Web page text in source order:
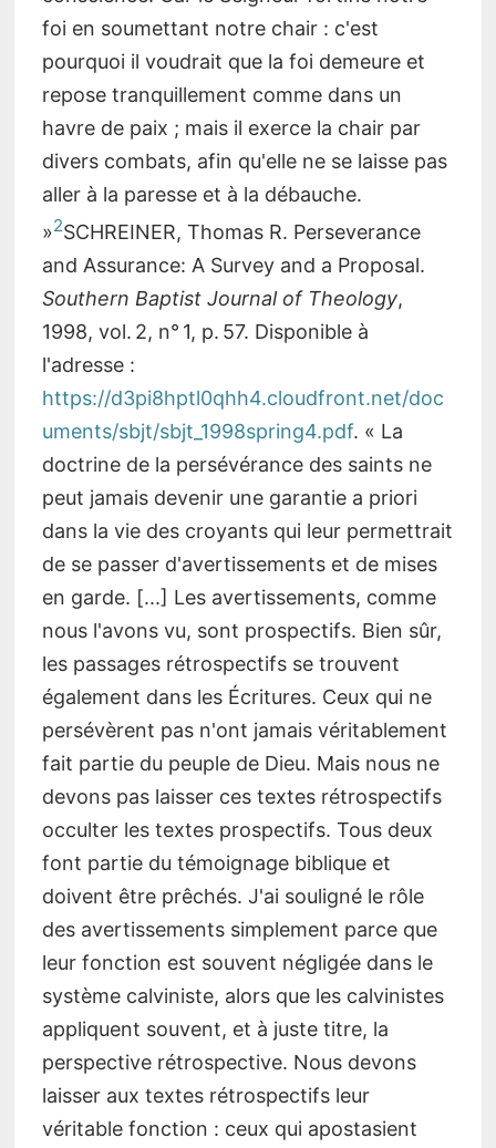
foi en soumettant notre chair : c'est
pourquoi il voudrait que la foi demeure et
repose tranquillement comme dans un
havre de paix ; mais il exerce la chair par
divers combats, afin qu'elle ne se laisse pas
aller à la paresse et à la débauche.
»2SCHREINER, Thomas R. Perseverance
and Assurance: A Survey and a Proposal.
Southern Baptist Journal of Theology,
1998, vol. 2, n° 1, p. 57. Disponible à
l'adresse :
https://d3pi8hptl0qhh4.cloudfront.net/doc
uments/sbjt/sbjt_1998spring4.pdf. « La
doctrine de la persévérance des saints ne
peut jamais devenir une garantie a priori
dans la vie des croyants qui leur permettrait
de se passer d'avertissements et de mises
en garde. [...] Les avertissements, comme
nous l'avons vu, sont prospectifs. Bien sûr,
les passages rétrospectifs se trouvent
également dans les Écritures. Ceux qui ne
persévèrent pas n'ont jamais véritablement
fait partie du peuple de Dieu. Mais nous ne
devons pas laisser ces textes rétrospectifs
occulter les textes prospectifs. Tous deux
font partie du témoignage biblique et
doivent être prêchés. J'ai souligné le rôle
des avertissements simplement parce que
leur fonction est souvent négligée dans le
système calviniste, alors que les calvinistes
appliquent souvent, et à juste titre, la
perspective rétrospective. Nous devons
laisser aux textes rétrospectifs leur
véritable fonction : ceux qui apostasient